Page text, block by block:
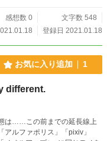
感想数 0
文字数 548
登録日 2021.01.18
お気に入り追加 1
different.
は……この前までの延長線上
ルファポリス」「pixiv」